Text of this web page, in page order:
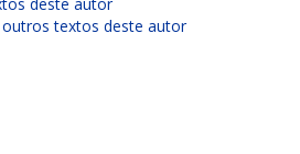
textos deste autor